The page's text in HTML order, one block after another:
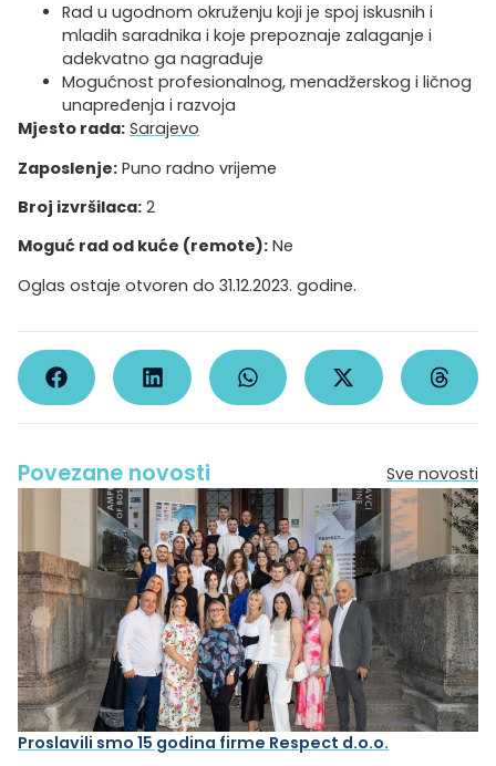
Rad u ugodnom okruženju koji je spoj iskusnih i
mladih saradnika i koje prepoznaje zalaganje i
adekvatno ga nagrađuje
Mogućnost profesionalnog, menadžerskog i ličnog
unapređenja i razvoja
Mjesto rada: Sarajevo
Zaposlenje: Puno radno vrijeme
Broj izvršilaca: 2
Moguć rad od kuće (remote): Ne
Oglas ostaje otvoren do 31.12.2023. godine.
Povezane novosti Sve novosti
Proslavili smo 15 godina firme Respect d.o.o.